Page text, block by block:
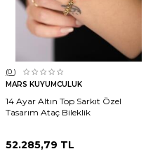
(0 )
MARS KUYUMCULUK
14 Ayar Altın Top Sarkıt Özel
Tasarım Ataç Bileklik
52.285,79 TL